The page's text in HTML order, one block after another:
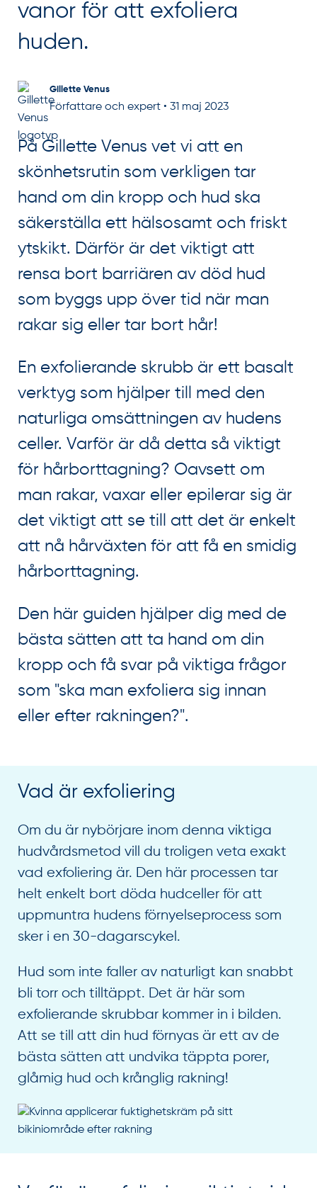
Gillette Venus
Författare och expert • 31 maj 2023
vanor för att exfoliera
huden.
På Gillette Venus vet vi att en
skönhetsrutin som verkligen tar
hand om din kropp och hud ska
säkerställa ett hälsosamt och friskt
ytskikt. Därför är det viktigt att
rensa bort barriären av död hud
som byggs upp över tid när man
rakar sig eller tar bort hår!
En exfolierande skrubb är ett basalt
verktyg som hjälper till med den
naturliga omsättningen av hudens
celler. Varför är då detta så viktigt
för hårborttagning? Oavsett om
man rakar, vaxar eller epilerar sig är
det viktigt att se till att det är enkelt
att nå hårväxten för att få en smidig
hårborttagning.
Den här guiden hjälper dig med de
bästa sätten att ta hand om din
kropp och få svar på viktiga frågor
som "ska man exfoliera sig innan
eller efter rakningen?".
Vad är exfoliering
Om du är nybörjare inom denna viktiga
hudvårdsmetod vill du troligen veta exakt
vad exfoliering är. Den här processen tar
helt enkelt bort döda hudceller för att
uppmuntra hudens förnyelseprocess som
sker i en 30-dagarscykel.
Hud som inte faller av naturligt kan snabbt
bli torr och tilltäppt. Det är här som
exfolierande skrubbar kommer in i bilden.
Att se till att din hud förnyas är ett av de
bästa sätten att undvika täppta porer,
glåmig hud och krånglig rakning!